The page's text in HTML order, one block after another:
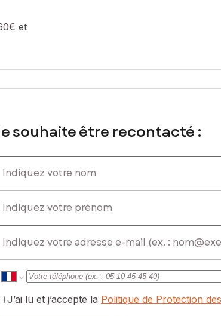
- EI - Agent commercial immatriculé au RSAC
et
souhaite être recontacté :
votre nom
votre prénom
mail
J’ai lu et j’accepte la Politique de Protection